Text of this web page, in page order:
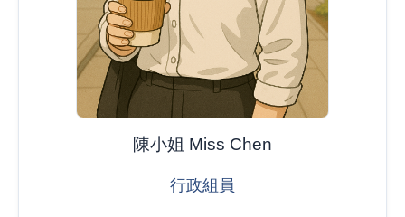
陳小姐 Miss Chen
行政組員